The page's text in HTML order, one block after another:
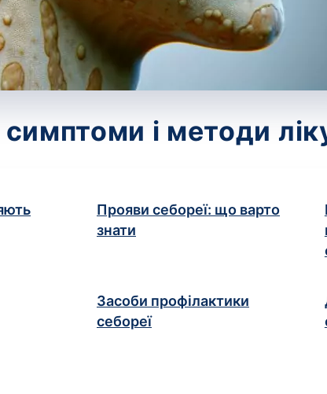
і методи
Прояви себореї: що варто
знати
Засоби профілактики
себореї